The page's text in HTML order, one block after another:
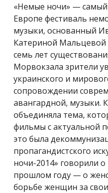
«Немые ночи» —
Европе фестиваль
музыки, основанный
Катериной Мальцевой
семь лет
Морвокзала зрители
украинского и
сопровождении
авангардной, музыки.
объединяла тема,
фильмы с актуальной
это была
пропагандистского
ночи-2014» говорили
прошлом году — о
борьбе женщин за